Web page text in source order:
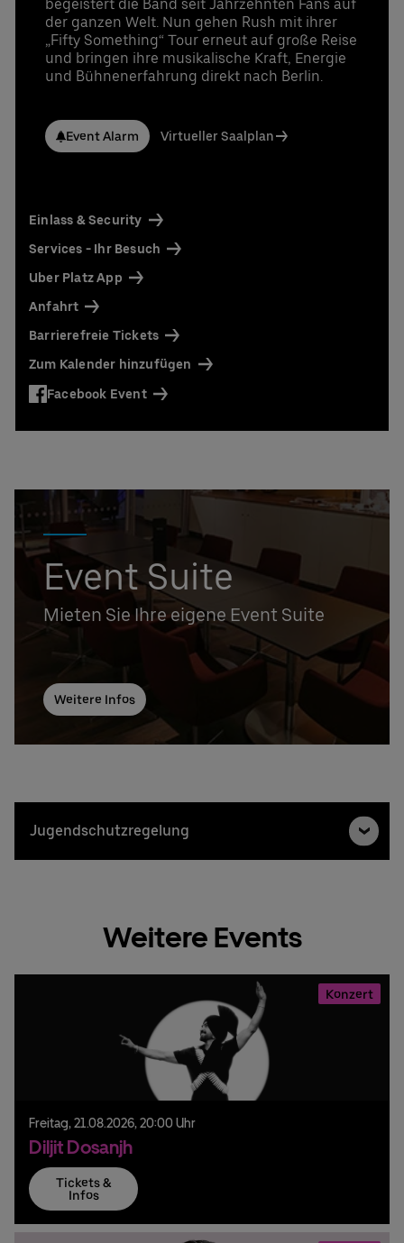
begeistert die Band seit Jahrzehnten Fans auf
der ganzen Welt. Nun gehen Rush mit ihrer
„Fifty Something“ Tour erneut auf große Reise
und bringen ihre musikalische Kraft, Energie
und Bühnenerfahrung direkt nach Berlin.
Event Alarm Virtueller Saalplan
Einlass & Security
Services - Ihr Besuch
Uber Platz App
Anfahrt
Barrierefreie Tickets
Zum Kalender hinzufügen
Facebook Event
Event Suite
Mieten Sie Ihre eigene Event Suite
Weitere Infos
Jugendschutzregelung
Weitere Events
Konzert
Freitag, 21.08.2026, 20:00 Uhr
Diljit Dosanjh
Tickets &
Infos